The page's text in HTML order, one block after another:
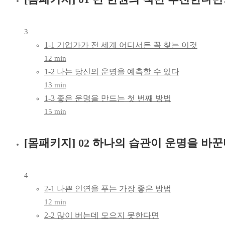
3
1-1 기업가가 전 세계 어디서든 꼭 찾는 이것
12 min
1-2 나는 당신의 운명을 예측할 수 있다
13 min
1-3 좋은 운명을 만드는 첫 번째 방법
15 min
[몸패키지] 02 하나의 습관이 운명을 바
4
2-1 나쁜 인연을 푸는 가장 좋은 방법
12 min
2-2 많이 버는데 모으지 못한다면